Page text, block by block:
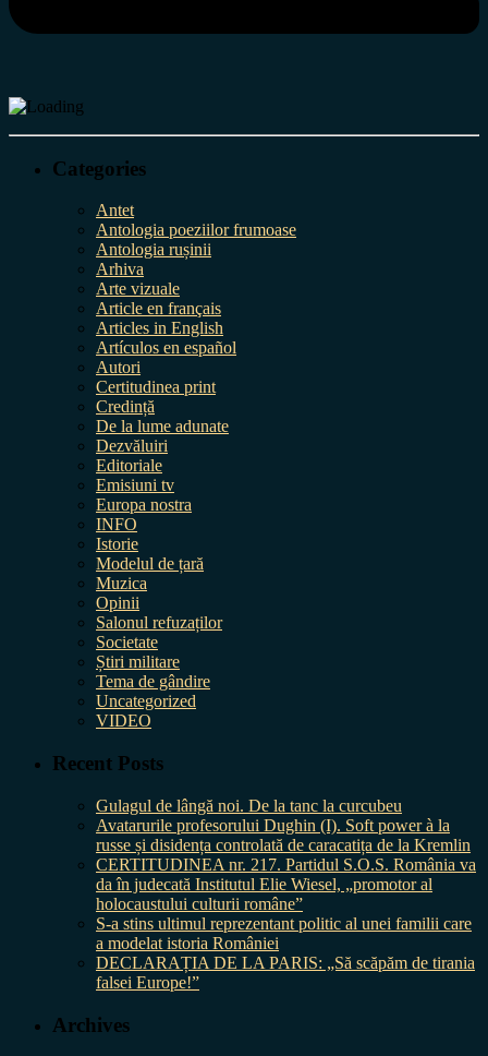
Categories
Antet
Antologia poeziilor frumoase
Antologia rușinii
Arhiva
Arte vizuale
Article en français
Articles in English
Artículos en español
Autori
Certitudinea print
Credință
De la lume adunate
Dezvăluiri
Editoriale
Emisiuni tv
Europa nostra
INFO
Istorie
Modelul de țară
Muzica
Opinii
Salonul refuzaților
Societate
Știri militare
Tema de gândire
Uncategorized
VIDEO
Recent Posts
Gulagul de lângă noi. De la tanc la curcubeu
Avatarurile profesorului Dughin (I). Soft power à la
russe și disidența controlată de caracatița de la Kremlin
CERTITUDINEA nr. 217. Partidul S.O.S. România va
da în judecată Institutul Elie Wiesel, „promotor al
holocaustului culturii române”
S-a stins ultimul reprezentant politic al unei familii care
a modelat istoria României
DECLARAȚIA DE LA PARIS: „Să scăpăm de tirania
falsei Europe!”
Archives